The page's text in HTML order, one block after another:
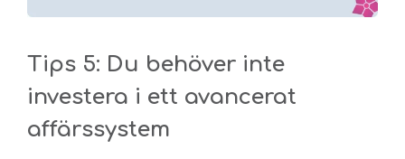
Tips 5: Du behöver inte
investera i ett avancerat
affärssystem